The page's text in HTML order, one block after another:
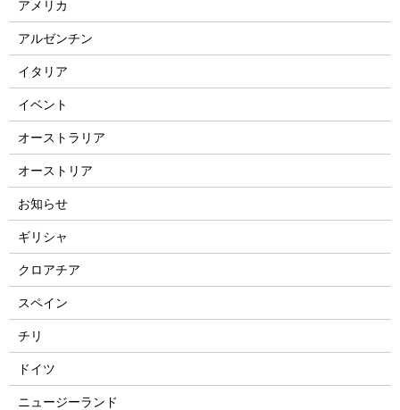
アメリカ
アルゼンチン
イタリア
イベント
オーストラリア
オーストリア
お知らせ
ギリシャ
クロアチア
スペイン
チリ
ドイツ
ニュージーランド